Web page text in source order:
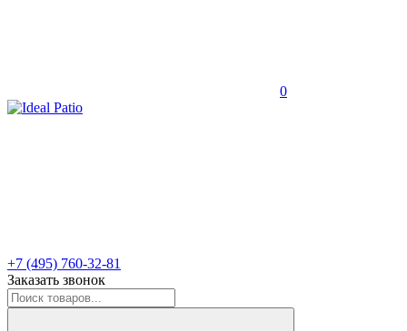
0
+7 (495) 760-32-81
Заказать звонок